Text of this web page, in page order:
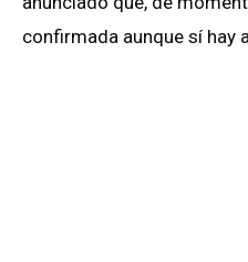
confirmada aunque sí hay